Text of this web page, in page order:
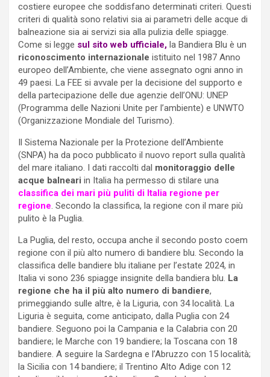
costiere europee che soddisfano determinati criteri. Questi
criteri di qualità sono relativi sia ai parametri delle acque di
balneazione sia ai servizi sia alla pulizia delle spiagge.
Come si legge sul sito web ufficiale, la Bandiera Blu è un
riconoscimento internazionale istituito nel 1987 Anno
europeo dell’Ambiente, che viene assegnato ogni anno in
49 paesi. La FEE si avvale per la decisione del supporto e
della partecipazione delle due agenzie dell’ONU: UNEP
(Programma delle Nazioni Unite per l’ambiente) e UNWTO
(Organizzazione Mondiale del Turismo).
Il Sistema Nazionale per la Protezione dell’Ambiente
(SNPA) ha da poco pubblicato il nuovo report sulla qualità
del mare italiano. I dati raccolti dal monitoraggio delle
acque balneari in Italia ha permesso di stilare una
classifica dei mari più puliti di Italia regione per
regione. Secondo la classifica, la regione con il mare più
pulito è la Puglia.
La Puglia, del resto, occupa anche il secondo posto coem
regione con il più alto numero di bandiere blu. Secondo la
classifica delle bandiere blu italiane per l’estate 2024, in
Italia vi sono 236 spiagge insignite della bandiera blu. La
regione che ha il più alto numero di bandiere,
primeggiando sulle altre, è la Liguria, con 34 località. La
Liguria è seguita, come anticipato, dalla Puglia con 24
bandiere. Seguono poi la Campania e la Calabria con 20
bandiere; le Marche con 19 bandiere; la Toscana con 18
bandiere. A seguire la Sardegna e l’Abruzzo con 15 località;
la Sicilia con 14 bandiere; il Trentino Alto Adige con 12